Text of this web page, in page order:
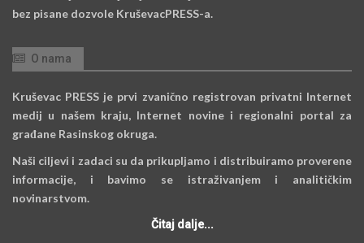
bez pisane dozvole KruševacPRESS-a.
O nama
Kruševac PRESS je prvi zvanično registrovan privatni Internet
medij u našem kraju, Internet novine i regionalni portal za
građane Rasinskog okruga.
Naši ciljevi i zadaci su da prikupljamo i distribuiramo proverene
informacije, i bavimo se istraživanjem i analitičkim
novinarstvom.
Čitaj dalje...